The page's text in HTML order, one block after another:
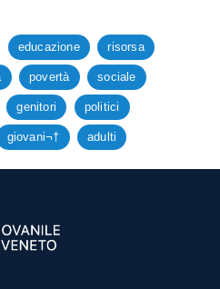
educazione risorsa
povertà sociale
genitori politici
giovani¬† adulti